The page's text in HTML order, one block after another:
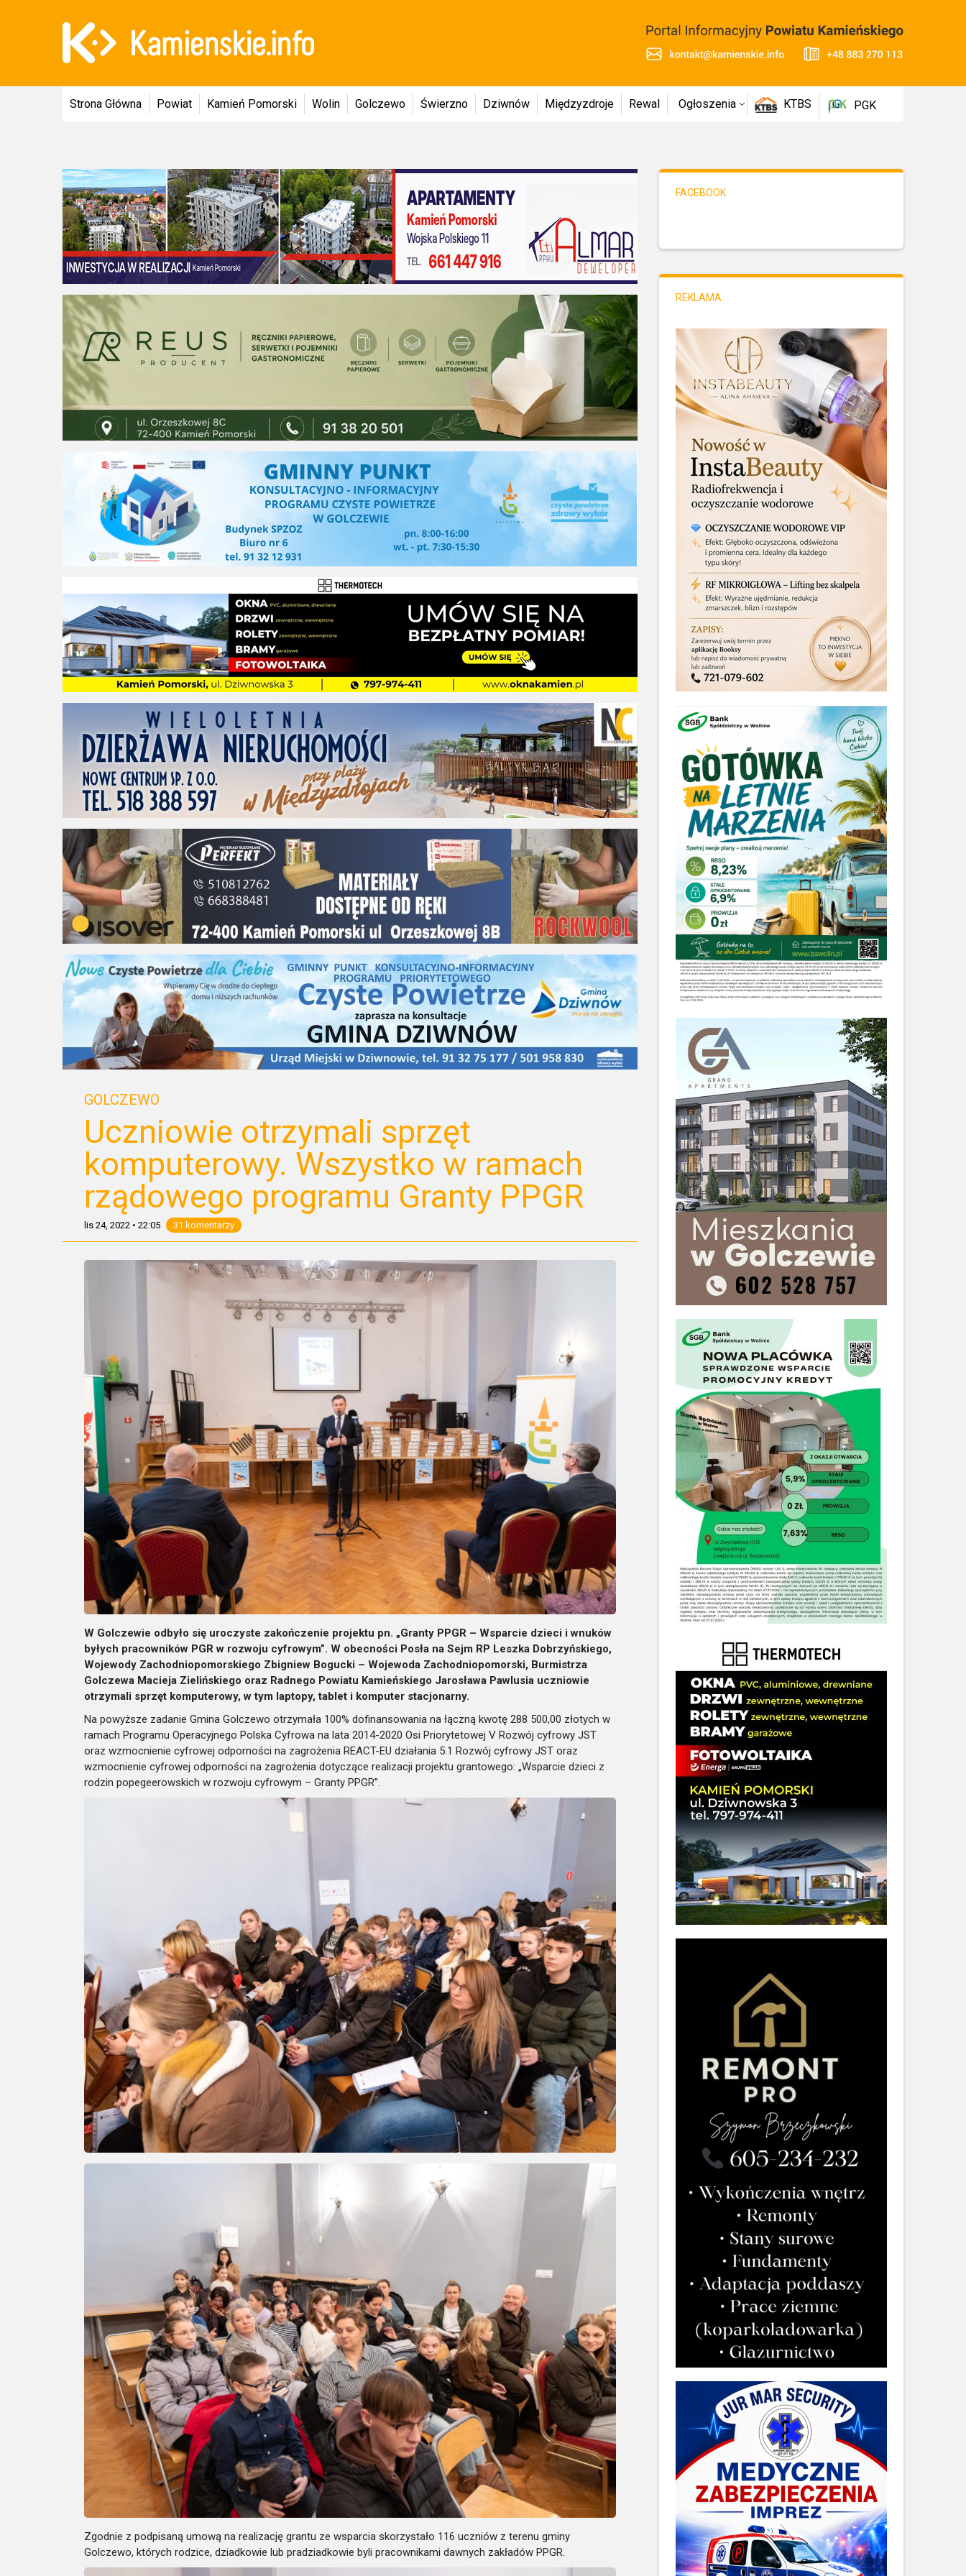
Strona Główna Powiat Kamień Pomorski Wolin Golczewo Świerzno Dziwnów Międzyzdroje Rewal Ogłoszenia KTBS PGK
GOLCZEWO
Uczniowie otrzymali sprzęt
komputerowy. Wszystko w ramach
rządowego programu Granty PPGR
lis 24, 2022 • 22:05 31 komentarzy
W Golczewie odbyło się uroczyste zakończenie projektu pn. „Granty PPGR – Wsparcie dzieci i wnuków
byłych pracowników PGR w rozwoju cyfrowym”. W obecności Posła na Sejm RP Leszka Dobrzyńskiego,
Wojewody Zachodniopomorskiego Zbigniew Bogucki – Wojewoda Zachodniopomorski, Burmistrza
Golczewa Macieja Zielińskiego oraz Radnego Powiatu Kamieńskiego Jarosława Pawlusia uczniowie
otrzymali sprzęt komputerowy, w tym laptopy, tablet i komputer stacjonarny.
Na powyższe zadanie Gmina Golczewo otrzymała 100% dofinansowania na łączną kwotę 288 500,00 złotych w
ramach Programu Operacyjnego Polska Cyfrowa na lata 2014-2020 Osi Priorytetowej V Rozwój cyfrowy JST
oraz wzmocnienie cyfrowej odporności na zagrożenia REACT-EU działania 5.1 Rozwój cyfrowy JST oraz
wzmocnienie cyfrowej odporności na zagrożenia dotyczące realizacji projektu grantowego: „Wsparcie dzieci z
rodzin popegeerowskich w rozwoju cyfrowym – Granty PPGR”.
Zgodnie z podpisaną umową na realizację grantu ze wsparcia skorzystało 116 uczniów z terenu gminy
Golczewo, których rodzice, dziadkowie lub pradziadkowie byli pracownikami dawnych zakładów PPGR.
FACEBOOK
REKLAMA